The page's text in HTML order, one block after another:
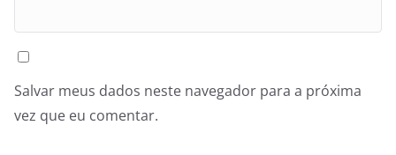
Salvar meus dados neste navegador para a próxima
vez que eu comentar.